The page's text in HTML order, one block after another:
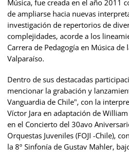
Música, fue creada en el año 2011
de ampliarse hacia nuevas
investigación de repertorios de
complejidades, acorde a los
Carrera de Pedagogía en Música de
Valparaíso.
Dentro de sus destacadas
mencionar la grabación y
Vanguardia de Chile", con la
Víctor Jara en adaptación de
en el Concierto del 30avo
Orquestas Juveniles (FOJI -Chile),
la 8º Sinfonía de Gustav Mahler,